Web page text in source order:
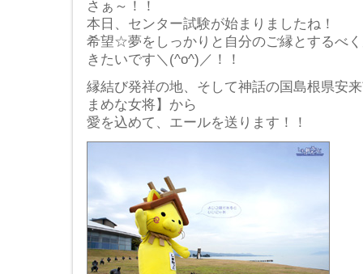
さぁ～！！
本日、センター試験が始まりましたね！
希望☆夢をしっかりと自分のご縁とするべ
きたいです＼(^o^)／！！
縁結び発祥の地、そして神話の国島根県安
まめな女将】から
愛を込めて、エールを送ります！！